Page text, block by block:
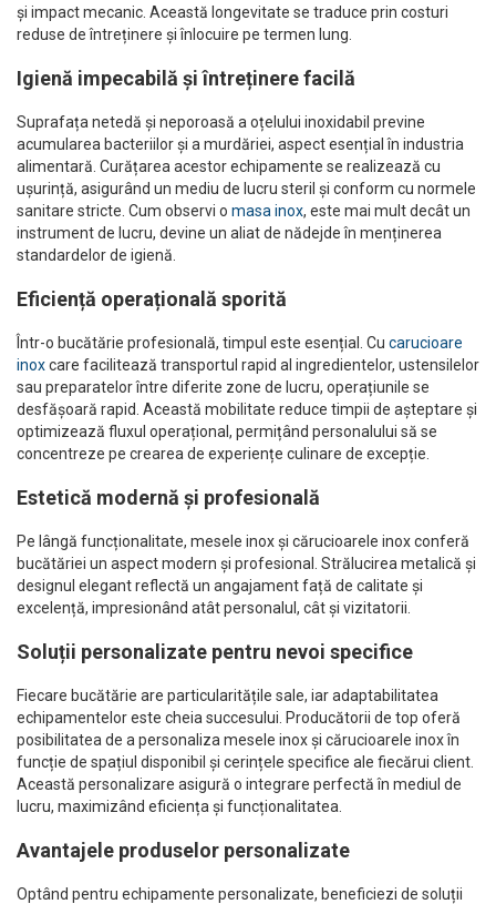
și impact mecanic. Această longevitate se traduce prin costuri
reduse de întreținere și înlocuire pe termen lung.
Igienă impecabilă și întreținere facilă
Suprafața netedă și neporoasă a oțelului inoxidabil previne
acumularea bacteriilor și a murdăriei, aspect esențial în industria
alimentară. Curățarea acestor echipamente se realizează cu
ușurință, asigurând un mediu de lucru steril și conform cu normele
sanitare stricte. Cum observi o masa inox, este mai mult decât un
instrument de lucru, devine un aliat de nădejde în menținerea
standardelor de igienă.
Eficiență operațională sporită
Într-o bucătărie profesională, timpul este esențial. Cu carucioare
inoxcare facilitează transportul rapid al ingredientelor, ustensilelor
sau preparatelor între diferite zone de lucru, operațiunile se
desfășoară rapid. Această mobilitate reduce timpii de așteptare și
optimizează fluxul operațional, permițând personalului să se
concentreze pe crearea de experiențe culinare de excepție.
Estetică modernă și profesională
Pe lângă funcționalitate, mesele inox și cărucioarele inox conferă
bucătăriei un aspect modern și profesional. Strălucirea metalică și
designul elegant reflectă un angajament față de calitate și
excelență, impresionând atât personalul, cât și vizitatorii.
Soluții personalizate pentru nevoi specifice
Fiecare bucătărie are particularitățile sale, iar adaptabilitatea
echipamentelor este cheia succesului. Producătorii de top oferă
posibilitatea de a personaliza mesele inox și cărucioarele inox în
funcție de spațiul disponibil și cerințele specifice ale fiecărui client.
Această personalizare asigură o integrare perfectă în mediul de
lucru, maximizând eficiența și funcționalitatea.
Avantajele produselor personalizate
Optând pentru echipamente personalizate, beneficiezi de soluții